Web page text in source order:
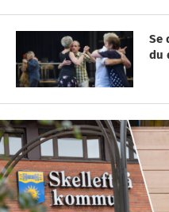
Se
du